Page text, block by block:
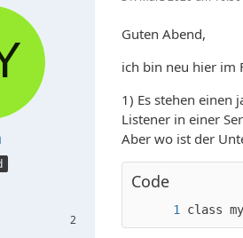
2
Guten Abend,
ich bin neu hier im
1) Es stehen einen
Listener in einer
Aber wo ist der
Code
class